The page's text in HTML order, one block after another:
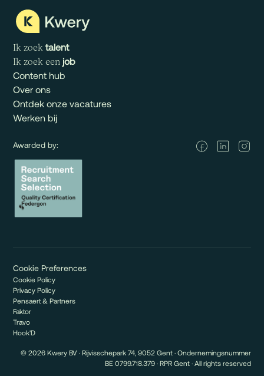
Ik zoek talent
Ik zoek een job
Content hub
Over ons
Ontdek onze vacatures
Werken bij
Awarded by:
Cookie Preferences
Cookie Policy
Privacy Policy
Pensaert & Partners
Faktor
Travo
Hook'D
© 2026 Kwery BV · Rijvisschepark 74, 9052 Gent · Ondernemingsnummer
BE 0799.718.379 · RPR Gent · All rights reserved